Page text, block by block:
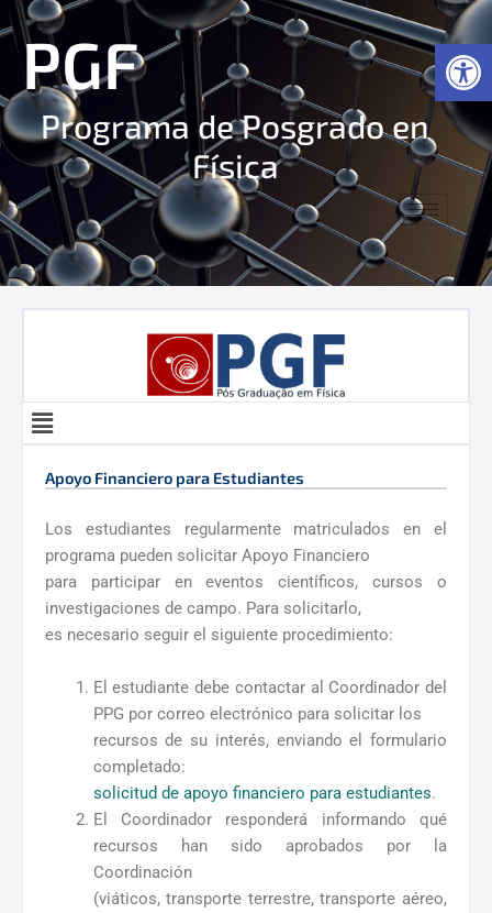
al
contenido
PGF
Programa de Posgrado en
Física
Menú
Apoyo Financiero para Estudiantes
Los estudiantes regularmente matriculados en el
programa pueden solicitar Apoyo Financiero
para participar en eventos científicos, cursos o
investigaciones de campo. Para solicitarlo,
es necesario seguir el siguiente procedimiento:
El estudiante debe contactar al Coordinador del
PPG por correo electrónico para solicitar los
recursos de su interés, enviando el formulario
completado:
solicitud de apoyo financiero para estudiantes.
El Coordinador responderá informando qué
recursos han sido aprobados por la
Coordinación
(viáticos, transporte terrestre, transporte aéreo,